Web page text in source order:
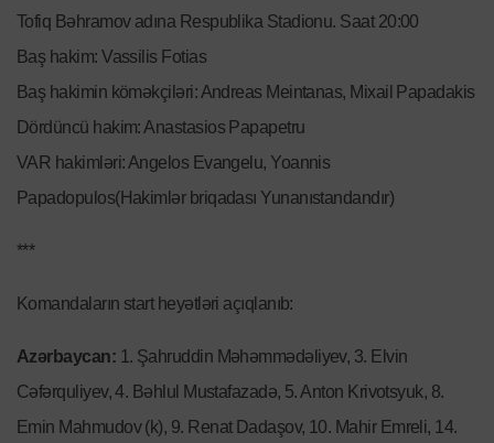
Tofiq Bəhramov adına Respublika Stadionu. Saat 20:00
Baş hakim: Vassilis Fotias
Baş hakimin köməkçiləri: Andreas Meintanas, Mixail Papadakis
Dördüncü hakim: Anastasios Papapetru
VAR hakimləri: Angelos Evangelu, Yoannis
Papadopulos(Hakimlər briqadası Yunanıstandandır)
***
Komandaların start heyətləri açıqlanıb:
Azərbaycan: 1. Şahruddin Məhəmmədəliyev, 3. Elvin
Cəfərquliyev, 4. Bəhlul Mustafazadə, 5. Anton Krivotsyuk, 8.
Emin Mahmudov (k), 9. Renat Dadaşov, 10. Mahir Emreli, 14.